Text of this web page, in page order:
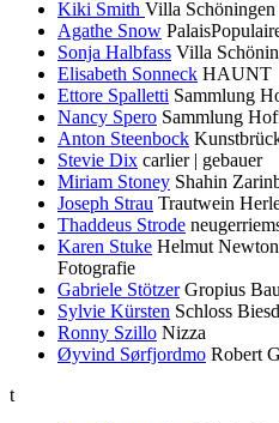
Kiki Smith Villa Schöningen
Agathe Snow
Sonja Halbfass Villa
Elisabeth Sonneck HAUNT
Ettore Spalletti Sammlung
Nancy Spero Sammlung
Anton Steenbock
Stevie Dix carlier | gebauer
Miriam Stoney Shahin
Joseph Strau Trautwein
Thaddeus Strode
Karen Stuke Helmut
Fotografie
Gabriele Stötzer Gropius Bau
Sylvie Kürsten Schloss
Ronny Szillo Nizza
Øyvind Sørfjordmo Robert
t